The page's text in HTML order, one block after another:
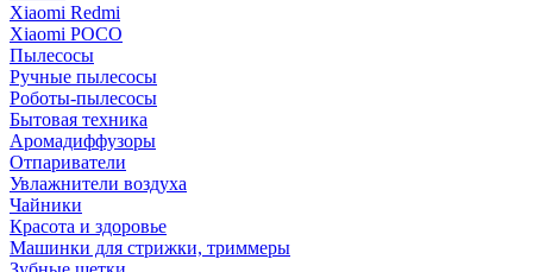
Xiaomi Redmi
Xiaomi POCO
Пылесосы
Ручные пылесосы
Роботы-пылесосы
Бытовая техника
Аромадиффузоры
Отпариватели
Увлажнители воздуха
Чайники
Красота и здоровье
Машинки для стрижки, триммеры